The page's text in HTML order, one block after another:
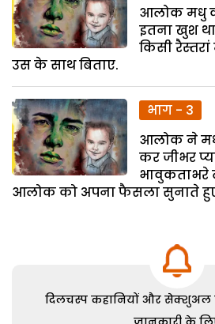
आलोक मधु
इतना खुश
किसी
उस के साथ बिताए.
भाग - 3
आलोक ने
कर जीभर
भावुकताभरे
आलोक को अपना फैसला सुनाते
दिलचस्प कहानियों और सेक्शुअल